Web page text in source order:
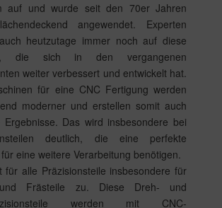
auf und wurde seit den 70er Jahren
angewendet. Experten
heutzutage immer noch auf diese
die sich in den vergangenen
weiter verbessert und entwickelt hat.
für eine CNC Fertigung werden
moderner und erstellen somit auch
Ergebnisse. Das wird insbesondere bei
deutlich, die eine perfekte
eine weitere Verarbeitung benötigen.
für alle Präzisionsteile insbesondere für
Frästeile zu. Diese Dreh- und
werden mit CNC-